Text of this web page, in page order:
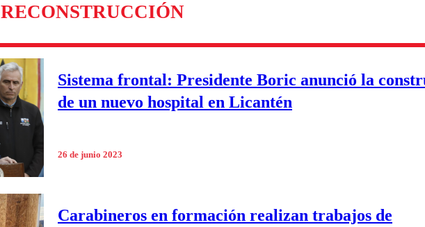
RECONSTRUCCIÓN
Sistema frontal: Presidente Boric anunció la
de un nuevo hospital en Licantén
26 de junio 2023
Carabineros en formación realizan trabajos de